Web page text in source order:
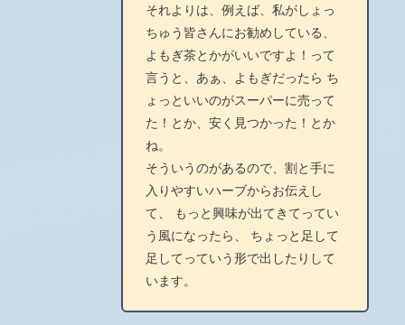
それよりは、例えば、私がしょっ
ちゅう皆さんにお勧めしている、
よもぎ茶とかがいいですよ！って
言うと、あぁ、よもぎだったら ち
ょっといいのがスーパーに売って
た！とか、安く見つかった！とか
ね。
そういうのがあるので、割と手に
入りやすいハーブからお伝えし
て、 もっと興味が出てきてってい
う風になったら、 ちょっと足して
足してっていう形で出したりして
います。